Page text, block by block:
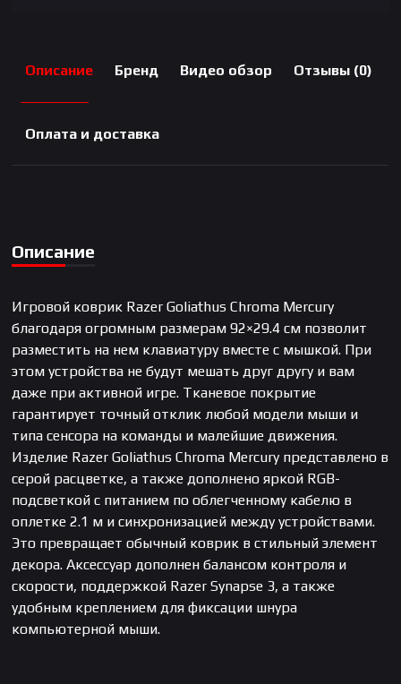
Описание Бренд Видео обзор Отзывы (0)
Оплата и доставка
Описание
Игровой коврик Razer Goliathus Chroma Mercury
благодаря огромным размерам 92×29.4 см позволит
разместить на нем клавиатуру вместе с мышкой. При
этом устройства не будут мешать друг другу и вам
даже при активной игре. Тканевое покрытие
гарантирует точный отклик любой модели мыши и
типа сенсора на команды и малейшие движения.
Изделие Razer Goliathus Chroma Mercury представлено в
серой расцветке, а также дополнено яркой RGB-
подсветкой с питанием по облегченному кабелю в
оплетке 2.1 м и синхронизацией между устройствами.
Это превращает обычный коврик в стильный элемент
декора. Аксессуар дополнен балансом контроля и
скорости, поддержкой Razer Synapse 3, а также
удобным креплением для фиксации шнура
компьютерной мыши.